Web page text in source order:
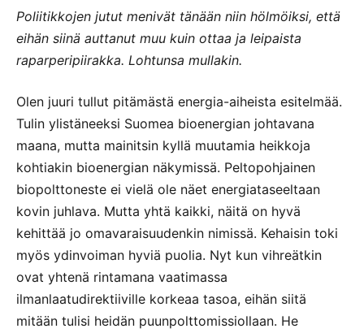
Poliitikkojen jutut menivät tänään niin hölmöiksi, että
eihän siinä auttanut muu kuin ottaa ja leipaista
raparperipiirakka. Lohtunsa mullakin.
Olen juuri tullut pitämästä energia-aiheista esitelmää.
Tulin ylistäneeksi Suomea bioenergian johtavana
maana, mutta mainitsin kyllä muutamia heikkoja
kohtiakin bioenergian näkymissä. Peltopohjainen
biopolttoneste ei vielä ole näet energiataseeltaan
kovin juhlava. Mutta yhtä kaikki, näitä on hyvä
kehittää jo omavaraisuudenkin nimissä. Kehaisin toki
myös ydinvoiman hyviä puolia. Nyt kun vihreätkin
ovat yhtenä rintamana vaatimassa
ilmanlaatudirektiiville korkeaa tasoa, eihän siitä
mitään tulisi heidän puunpolttomissiollaan. He